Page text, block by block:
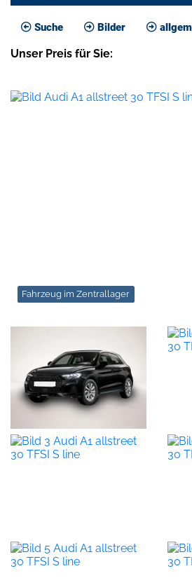
Suche Bilder
Unser Preis für Sie:
Fahrzeug im Zentrallager